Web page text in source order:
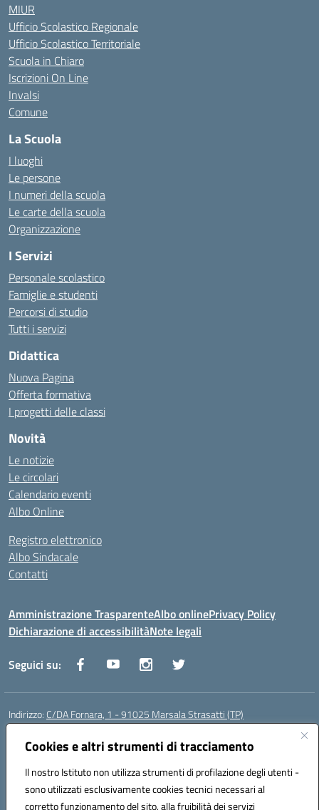
Cookies e altri strumenti di tracciamento
Il nostro Istituto non utilizza strumenti di profilazione degli utenti -
sono utilizzati esclusivamente cookies tecnici necessari al
corretto funzionamento del sito, alla fruibilità dei servizi
MIUR
Ufficio Scolastico Regionale
Ufficio Scolastico Territoriale
Scuola in Chiaro
Iscrizioni On Line
Invalsi
Comune
La Scuola
I luoghi
Le persone
I numeri della scuola
Le carte della scuola
Organizzazione
I Servizi
Personale scolastico
Famiglie e studenti
Percorsi di studio
Tutti i servizi
Didattica
Nuova Pagina
Offerta formativa
I progetti delle classi
Novità
Le notizie
Le circolari
Calendario eventi
Albo Online
Registro elettronico
Albo Sindacale
Contatti
Amministrazione TrasparenteAlbo onlinePrivacy Policy
Dichiarazione di accessibilitàNote legali
Seguici su:
Indirizzo: C/DA Fornara, 1 - 91025 Marsala Strasatti (TP)
Centralino:
Posta elettronica certificata (PEC):tpic81600v@pec.istruzione.it
Codice fiscale: 82006360810
Codice meccanografico:TPIC81600V
Codice Indice delle Pubbliche Amministrazioni (IPA): istsc_tpic81600v